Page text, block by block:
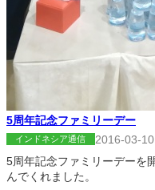
5周年記念ファミリーデー
インドネシア通信
2016-03-10
5周年記念ファミリーデーを
んでくれました。